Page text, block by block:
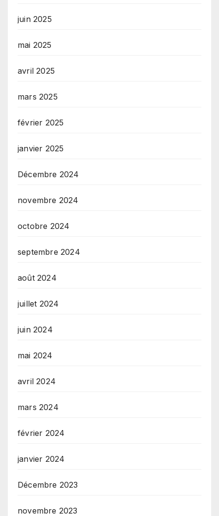
juin 2025
mai 2025
avril 2025
mars 2025
février 2025
janvier 2025
Décembre 2024
novembre 2024
octobre 2024
septembre 2024
août 2024
juillet 2024
juin 2024
mai 2024
avril 2024
mars 2024
février 2024
janvier 2024
Décembre 2023
novembre 2023